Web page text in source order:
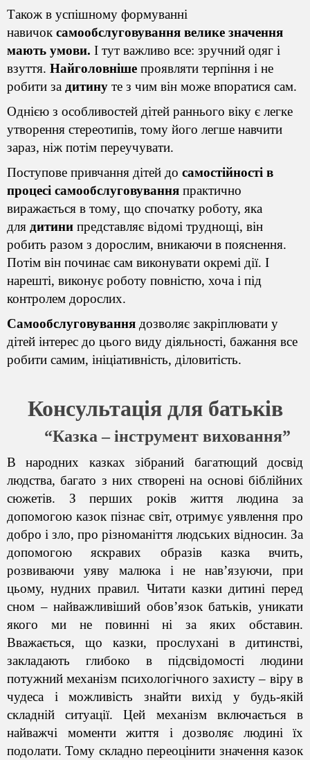
Також в успішному формуванні
навичок самообслуговування велике значення
мають умови. І тут важливо все: зручний одяг і
взуття. Найголовніше проявляти терпіння і не
робити за дитину те з чим він може впоратися сам.
Однією з особливостей дітей раннього віку є легке
утворення стереотипів, тому його легше навчити
зараз, ніж потім переучувати.
Поступове привчання дітей до самостійності в
процесі самообслуговування практично
виражається в тому, що спочатку роботу, яка
для дитини представляє відомі труднощі, він
робить разом з дорослим, вникаючи в пояснення.
Потім він починає сам виконувати окремі дії. І
нарешті, виконує роботу повністю, хоча і під
контролем дорослих.
Самообслуговування дозволяє закріплювати у
дітей інтерес до цього виду діяльності, бажання все
робити самим, ініціативність, діловитість.
Консультація для батьків
“Казка – інструмент виховання”
В народних казках зібраний багатющий досвід
людства, багато з них створені на основі біблійних
сюжетів. З перших років життя людина за
допомогою казок пізнає світ, отримує уявлення про
добро і зло, про різноманіття людських відносин. За
допомогою яскравих образів казка вчить,
розвиваючи уяву малюка і не нав’язуючи, при
цьому, нудних правил. Читати казки дитині перед
сном – найважливіший обов’язок батьків, уникати
якого ми не повинні ні за яких обставин.
Вважається, що казки, прослухані в дитинстві,
закладають глибоко в підсвідомості людини
потужний механізм психологічного захисту – віру в
чудеса і можливість знайти вихід у будь-якій
складній ситуації. Цей механізм включається в
найважчі моменти життя і дозволяє людині їх
подолати. Тому складно переоцінити значення казок